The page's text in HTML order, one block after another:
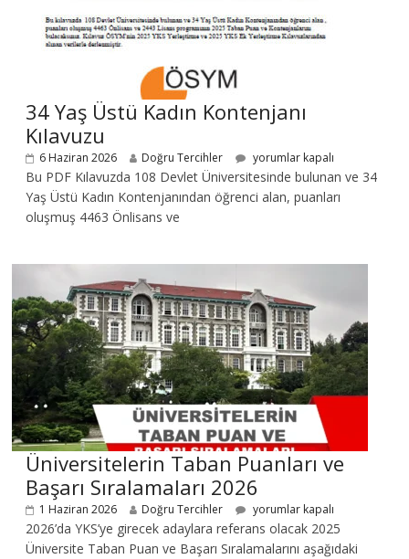
34 Yaş Üstü Kadın Kontenjanı
Kılavuzu
6 Haziran 2026 Doğru Tercihler yorumlar kapalı
Bu PDF Kılavuzda 108 Devlet Üniversitesinde bulunan ve 34
Yaş Üstü Kadın Kontenjanından öğrenci alan, puanları
oluşmuş 4463 Önlisans ve
Üniversitelerin Taban Puanları ve
Başarı Sıralamaları 2026
1 Haziran 2026 Doğru Tercihler yorumlar kapalı
2026’da YKS’ye girecek adaylara referans olacak 2025
Üniversite Taban Puan ve Başarı Sıralamalarını aşağıdaki